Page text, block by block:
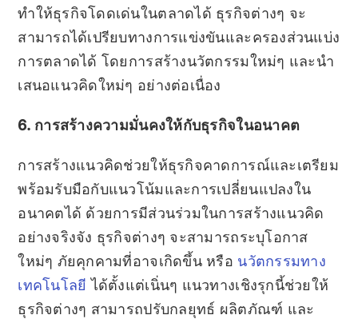
ทำให้ธุรกิจโดดเด่นในตลาดได้ ธุรกิจต่างๆ จะ
สามารถได้เปรียบทางการแข่งขันและครองส่วนแบ่ง
การตลาดได้ โดยการสร้างนวัตกรรมใหม่ๆ และนำ
เสนอแนวคิดใหม่ๆ อย่างต่อเนื่อง
6. การสร้างความมั่นคงให้กับธุรกิจในอนาคต
การสร้างแนวคิดช่วยให้ธุรกิจคาดการณ์และเตรียม
พร้อมรับมือกับแนวโน้มและการเปลี่ยนแปลงใน
อนาคตได้ ด้วยการมีส่วนร่วมในการสร้างแนวคิด
อย่างจริงจัง ธุรกิจต่างๆ จะสามารถระบุโอกาส
ใหม่ๆ ภัยคุกคามที่อาจเกิดขึ้น หรือ นวัตกรรมทาง
เทคโนโลยี ได้ตั้งแต่เนิ่นๆ แนวทางเชิงรุกนี้ช่วยให้
ธุรกิจต่างๆ สามารถปรับกลยุทธ์ ผลิตภัณฑ์ และ